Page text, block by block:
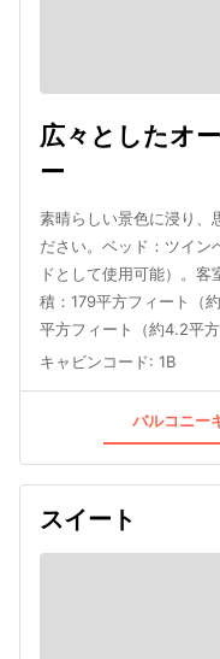
広々としたオ
ー
素晴らしい景色に浸り、
ださい。ベッド：ツイン
ドとして使用可能）。
積：179平方フィート（
平方フィート（約4.2平方
キャビンコード: 1B
バルコニー
スイート